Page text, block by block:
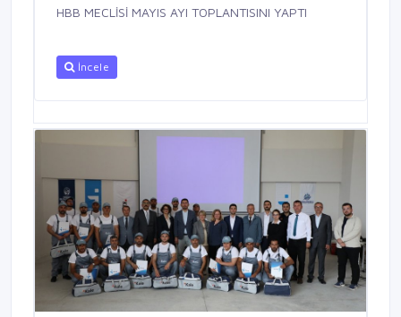
HBB MECLİSİ MAYIS AYI TOPLANTISINI YAPTI
İncele